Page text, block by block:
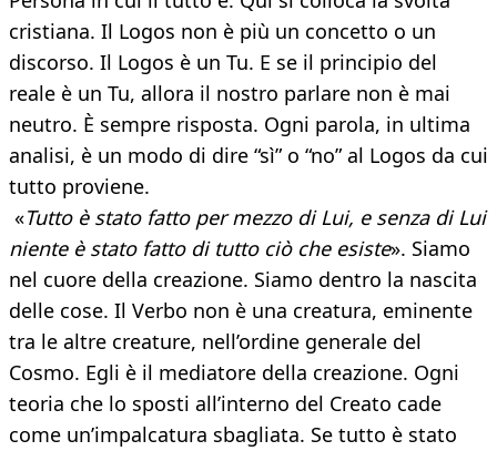
cristiana. Il Logos non è più un concetto o un
discorso. Il Logos è un Tu. E se il principio del
reale è un Tu, allora il nostro parlare non è mai
neutro. È sempre risposta. Ogni parola, in ultima
analisi, è un modo di dire “sì” o “no” al Logos da cui
tutto proviene.
«Tutto è stato fatto per mezzo di Lui, e senza di Lui
niente è stato fatto di tutto ciò che esiste». Siamo
nel cuore della creazione. Siamo dentro la nascita
delle cose. Il Verbo non è una creatura, eminente
tra le altre creature, nell’ordine generale del
Cosmo. Egli è il mediatore della creazione. Ogni
teoria che lo sposti all’interno del Creato cade
come un’impalcatura sbagliata. Se tutto è stato